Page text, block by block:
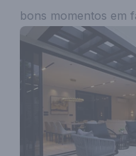
bons momentos em